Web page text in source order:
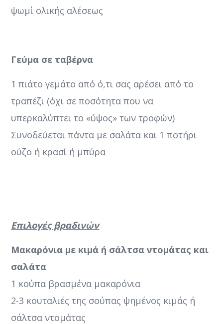
ψωμί ολικής αλέσεως
Γεύμα σε ταβέρνα
1 πιάτο γεμάτο από ό,τι σας αρέσει από το
τραπέζι (όχι σε ποσότητα που να
υπερκαλύπτει το «ύψος» των τροφών)
Συνοδεύεται πάντα με σαλάτα και 1 ποτήρι
ούζο ή κρασί ή μπύρα
Επιλογές βραδινών
Μακαρόνια με κιμά ή σάλτσα ντομάτας και
σαλάτα
1 κούπα βρασμένα μακαρόνια
2-3 κουταλιές της σούπας ψημένος κιμάς ή
σάλτσα ντομάτας